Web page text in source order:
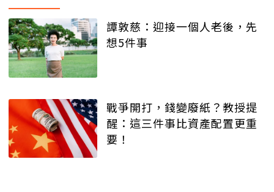
譚敦慈：迎接一個人老後，先
想5件事
戰爭開打，錢變廢紙？教授提
醒：這三件事比資產配置更重
要！